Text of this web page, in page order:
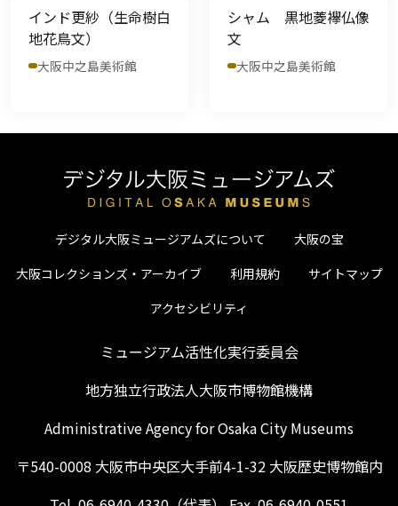
インド更紗（生命樹白
地花鳥文）
大阪中之島美術館
シャム 黒地菱襷仏像
文
大阪中之島美術館
デジタル大阪ミュージアムズについて
大阪の宝
大阪コレクションズ・アーカイブ
利用規約
サイトマップ
アクセシビリティ
ミュージアム活性化実行委員会
地方独立行政法人大阪市博物館機構
Administrative Agency for Osaka City Museums
〒540-0008 大阪市中央区大手前4-1-32 大阪歴史博物館内